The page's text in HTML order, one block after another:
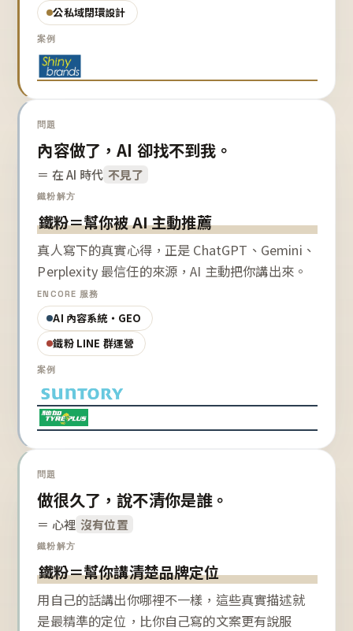
公私域閉環設計
案例
問題
內容做了，AI 卻找不到我。
＝ 在 AI 時代 不見了
鐵粉解方
鐵粉＝幫你被 AI 主動推薦
真人寫下的真實心得，正是 ChatGPT、Gemini、
Perplexity 最信任的來源，AI 主動把你講出來。
ENCORE 服務
AI 內容系統・GEO
鐵粉 LINE 群運營
案例
問題
做很久了，說不清你是誰。
＝ 心裡 沒有位置
鐵粉解方
鐵粉＝幫你講清楚品牌定位
用自己的話講出你哪裡不一樣，這些真實描述就
是最精準的定位，比你自己寫的文案更有說服